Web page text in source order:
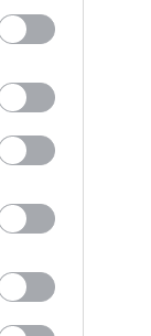
– Νέες
και βίντεο
| 19:40
αξίας
στην
| 19:20